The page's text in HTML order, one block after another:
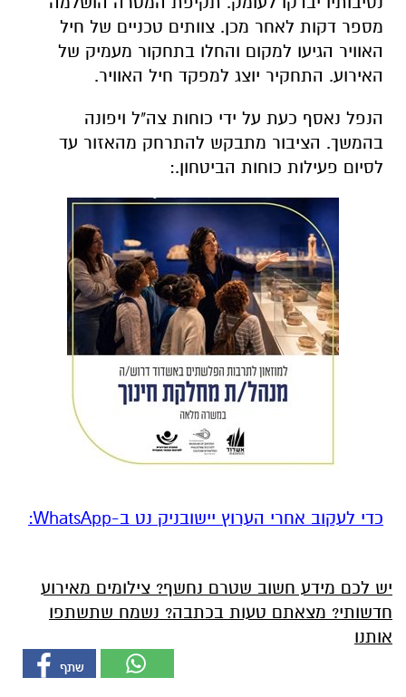
מספר דקות לאחר מכן. צוותים טכניים של חיל
האוויר הגיעו למקום והחלו בתחקור מעמיק של
האירוע. התחקיר יוצג למפקד חיל האוויר.
הנפל נאסף כעת על ידי כוחות צה"ל ויפונה
בהמשך. הציבור מתבקש להתרחק מהאזור עד
לסיום פעילות כוחות הביטחון.:
‏כדי לעקוב אחרי הערוץ יישובניק נט ב-WhatsApp:‏‏‏
יש לכם מידע חשוב שטרם נחשף? צילומים מאירוע
חדשותי? מצאתם טעות בכתבה? נשמח שתשתפו
אותנו